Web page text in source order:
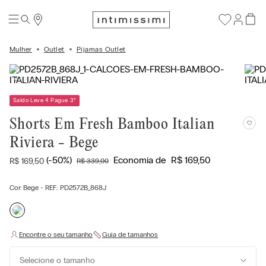
Mulher Outlet Pijamas Outlet
Saldo Leve 4 Pague 3*
Shorts Em Fresh Bamboo Italian
Riviera - Bege
R$ 169,50 (-50%) R$ 339,00 Economia de R$ 169,50
Cor: Bege - REF.: PD2572B_868J
Selecione o tamanho